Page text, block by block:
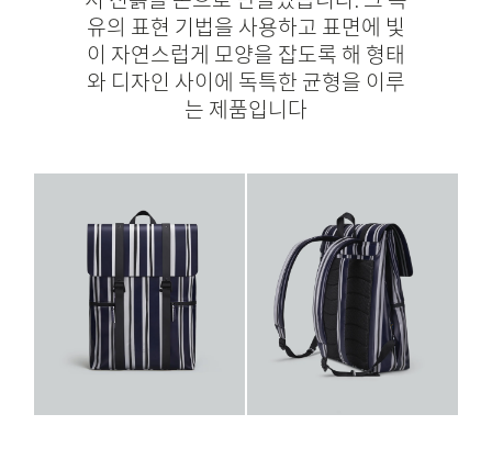
유의 표현 기법을 사용하고 표면에 빛
이 자연스럽게 모양을 잡도록 해 형태
와 디자인 사이에 독특한 균형을 이루
는 제품입니다